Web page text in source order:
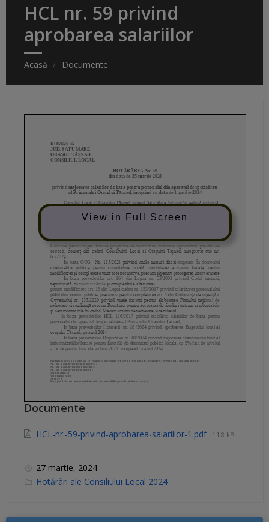
HCL nr. 59 privind
aprobarea salariilor
Acasă Documente
View in Full Screen
Documente
HCL-nr.-59-privind-aprobarea-salariilor-1.pdf 118 kB
27 martie, 2024
C
Hotărâri ale Consiliului Local 2024